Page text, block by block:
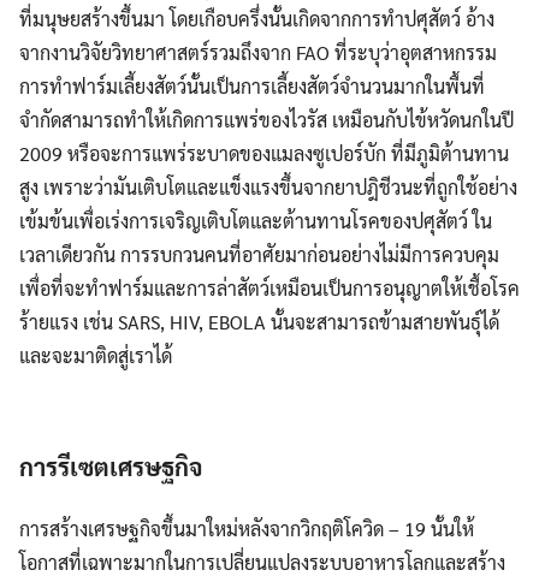
ที่มนุษยสร้างขึ้นมา โดยเกือบครึ่งนั้นเกิดจากการทำปศุสัตว์ อ้าง
จากงานวิจัยวิทยาศาสตร์รวมถึงจาก FAO ที่ระบุว่าอุตสาหกรรม
การทำฟาร์มเลี้ยงสัตว์นั้นเป็นการเลี้ยงสัตว์จำนวนมากในพื้นที่
จำกัดสามารถทำให้เกิดการแพร่ของไวรัส เหมือนกับไข้หวัดนกในปี
2009 หรือจะการแพร่ระบาดของแมลงซูเปอร์บัก ที่มีภูมิต้านทาน
สูง เพราะว่ามันเติบโตและแข็งแรงขึ้นจากยาปฎิชีวนะที่ถูกใช้อย่าง
เข้มข้นเพื่อเร่งการเจริญเติบโตและต้านทานโรคของปศุสัตว์ ใน
เวลาเดียวกัน การรบกวนคนที่อาศัยมาก่อนอย่างไม่มีการควบคุม
เพื่อที่จะทำฟาร์มและการล่าสัตว์เหมือนเป็นการอนุญาตให้เชื้อโรค
ร้ายแรง เช่น SARS, HIV, EBOLA นั้นจะสามารถข้ามสายพันธุ์ได้
และจะมาติดสู่เราได้
การรีเซตเศรษฐกิจ
การสร้างเศรษฐกิจขึ้นมาใหม่หลังจากวิกฤติโควิด – 19 นั้นให้
โอกาสที่เฉพาะมากในการเปลี่ยนแปลงระบบอาหารโลกและสร้าง